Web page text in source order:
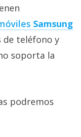
Samsung
teléfono y
soporta la
podremos